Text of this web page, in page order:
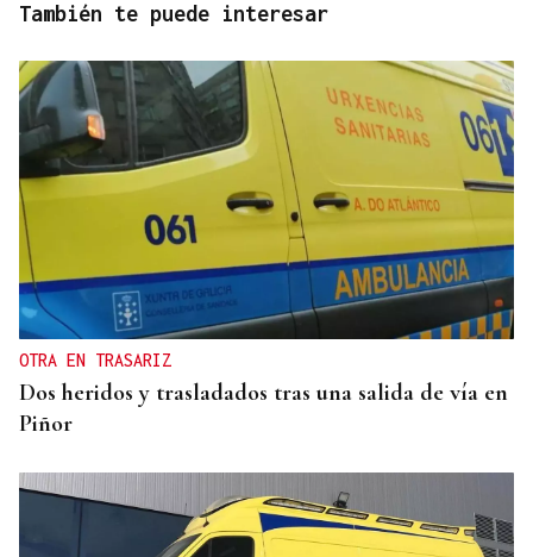
También te puede interesar
OTRA EN TRASARIZ
Dos heridos y trasladados tras una salida de vía en
Piñor